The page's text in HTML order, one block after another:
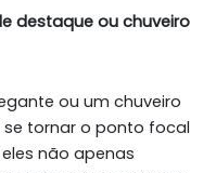
destaque ou chuveiro
ou um chuveiro
tornar o ponto focal
não apenas